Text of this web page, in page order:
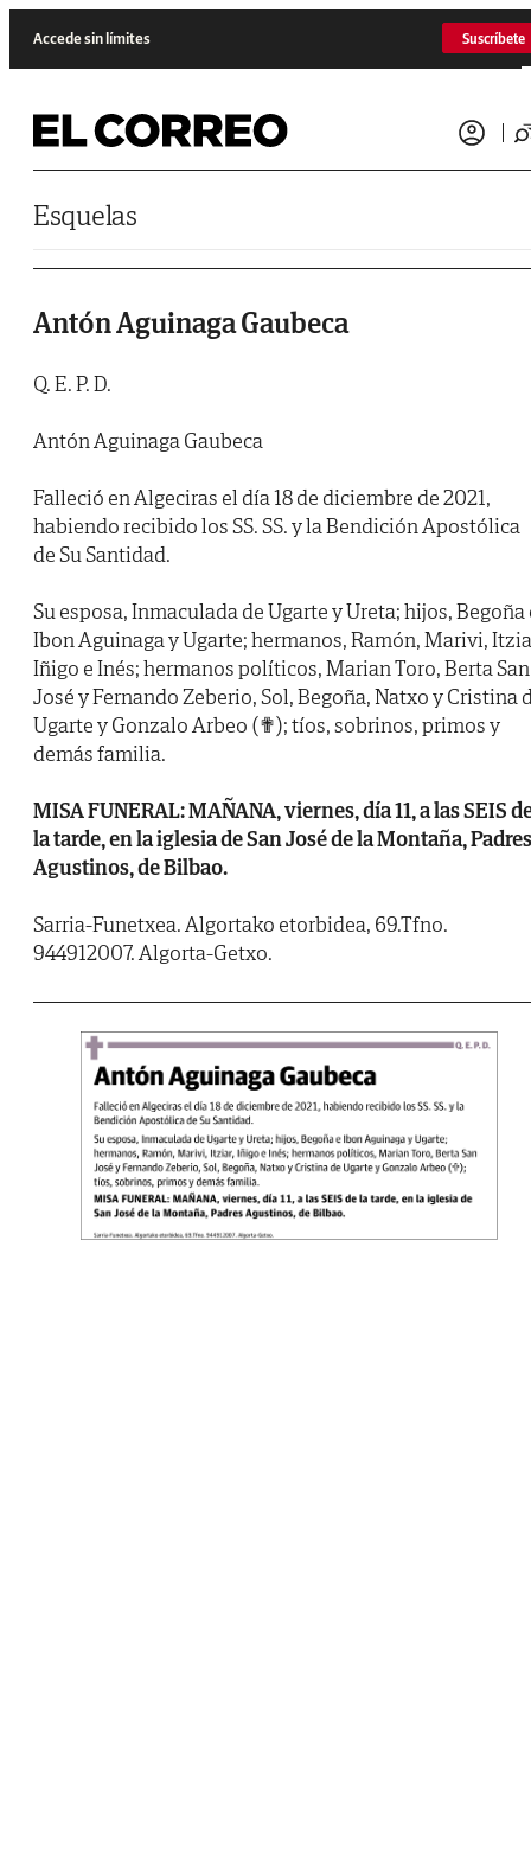
Accede sin límites Suscríbete
Esquelas
Antón Aguinaga Gaubeca
Q. E. P. D.
Antón Aguinaga Gaubeca
Falleció en Algeciras el día 18 de diciembre de 2021,
habiendo recibido los SS. SS. y la Bendición Apostólica
de Su Santidad.
Su esposa, Inmaculada de Ugarte y Ureta; hijos, Begoña
Ibon Aguinaga y Ugarte; hermanos, Ramón, Marivi,
Iñigo e Inés; hermanos políticos, Marian Toro, Berta San
José y Fernando Zeberio, Sol, Begoña, Natxo y Cristina
Ugarte y Gonzalo Arbeo (✟); tíos, sobrinos, primos y
demás familia.
MISA FUNERAL: MAÑANA, viernes, día 11, a las SEIS
la tarde, en la iglesia de San José de la Montaña, Padres
Agustinos, de Bilbao.
Sarria-Funetxea. Algortako etorbidea, 69.Tfno.
944912007. Algorta-Getxo.